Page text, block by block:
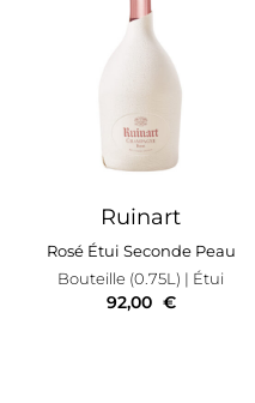
Ruinart
Rosé Étui Seconde Peau
Bouteille (0.75L) | Étui
92,00 €